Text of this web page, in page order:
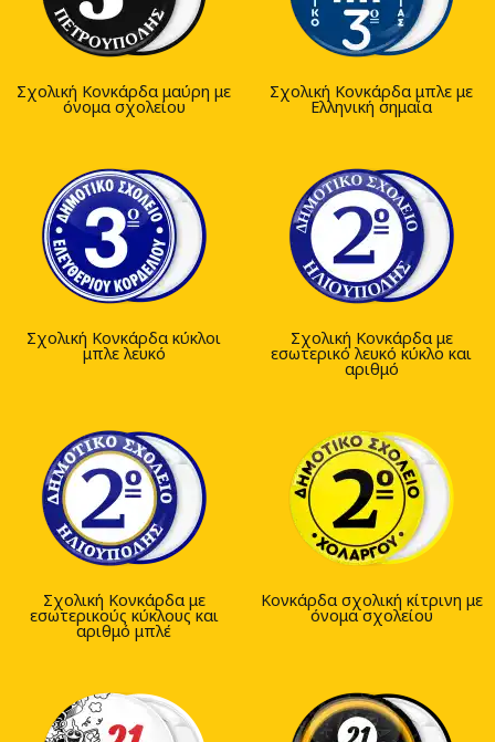
Σχολική Κονκάρδα μαύρη με
όνομα σχολείου
Σχολική Κονκάρδα μπλε με
Ελληνική σημαία
Σχολική Κονκάρδα κύκλοι
μπλε λευκό
Σχολική Κονκάρδα με
εσωτερικό λευκό κύκλο και
αριθμό
Σχολική Κονκάρδα με
εσωτερικούς κύκλους και
αριθμό μπλέ
Κονκάρδα σχολική κίτρινη με
όνομα σχολείου